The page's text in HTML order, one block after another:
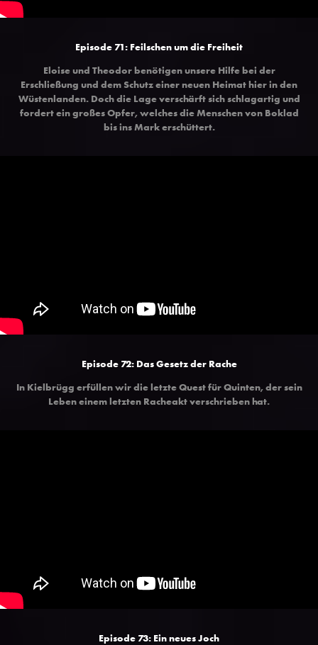
Episode 71: Feilschen um die Freiheit
Eloise und Theodor benötigen unsere Hilfe bei der
Erschließung und dem Schutz einer neuen Heimat hier in den
Wüstenlanden. Doch die Lage verschärft sich schlagartig und
fordert ein großes Opfer, welches die Menschen von Boklad
bis ins Mark erschüttert.
Episode 72: Das Gesetz der Rache
In Kielbrügg erfüllen wir die letzte Quest für Quinten, der sein
Leben einem letzten Racheakt verschrieben hat.
Episode 73: Ein neues Joch